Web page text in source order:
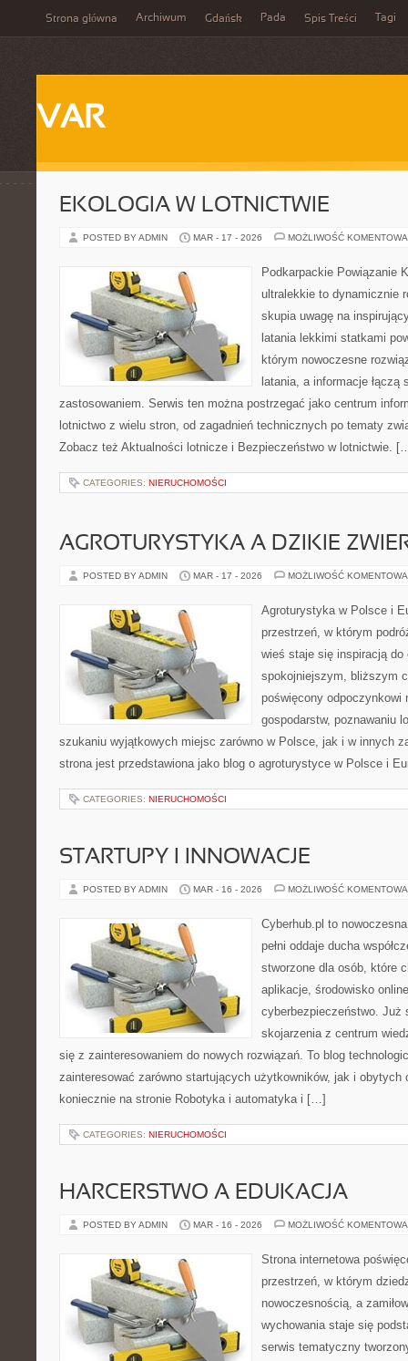
Strona główna Archiwum Gdańsk Pada Spis Treści Tagi
VAR
EKOLOGIA W LOTNICTWIE
POSTED BY ADMIN MAR - 17 - 2026 MOŻLIWOŚĆ
Podkarpackie Powiązanie
ultralekkie to dynamicznie
skupia uwagę na
latania lekkimi statkami
którym nowoczesne
latania, a informacje
zastosowaniem. Serwis ten można postrzegać jako centrum
lotnictwo z wielu stron, od zagadnień technicznych po tematy
Zobacz też Aktualności lotnicze i Bezpieczeństwo w lotnictwie.
CATEGORIES: NIERUCHOMOŚCI
AGROTURYSTYKA A DZIKIE
POSTED BY ADMIN MAR - 17 - 2026 MOŻLIWOŚĆ
Agroturystyka w Polsce i
przestrzeń, w którym
wieś staje się inspiracją do
spokojniejszym, bliższym
poświęcony odpoczynkowi
gospodarstw, poznawaniu
szukaniu wyjątkowych miejsc zarówno w Polsce, jak i w innych
strona jest przedstawiona jako blog o agroturystyce w Polsce i
CATEGORIES: NIERUCHOMOŚCI
STARTUPY I INNOWACJE
POSTED BY ADMIN MAR - 16 - 2026 MOŻLIWOŚĆ
Cyberhub.pl to
pełni oddaje ducha
stworzone dla osób, które
aplikacje, środowisko
cyberbezpieczeństwo. Już
skojarzenia z centrum
się z zainteresowaniem do nowych rozwiązań. To blog
zainteresować zarówno startujących użytkowników, jak i obytych
koniecznie na stronie Robotyka i automatyka i […]
CATEGORIES: NIERUCHOMOŚCI
HARCERSTWO A EDUKACJA
POSTED BY ADMIN MAR - 16 - 2026 MOŻLIWOŚĆ
Strona internetowa
przestrzeń, w którym
nowoczesnością, a
wychowania staje się
serwis tematyczny